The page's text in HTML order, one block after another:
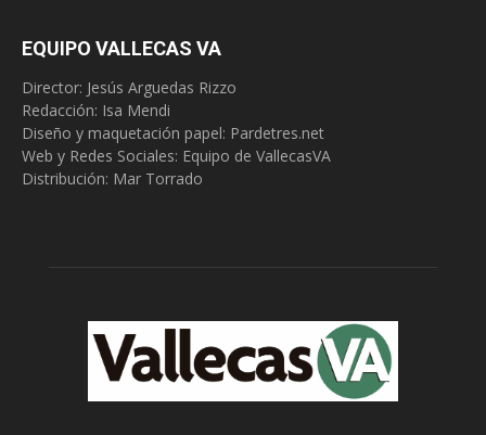
EQUIPO VALLECAS VA
Director: Jesús Arguedas Rizzo
Redacción: Isa Mendi
Diseño y maquetación papel: Pardetres.net
Web y Redes Sociales: Equipo de VallecasVA
Distribución: Mar Torrado